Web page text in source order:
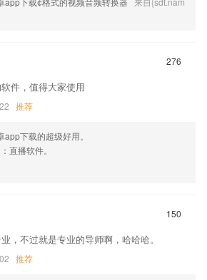
276
件，值得大家使用
推荐
app下载的超级好用。
：直播软件。
150
，不过就是专业的导师啊，哈哈哈。
推荐